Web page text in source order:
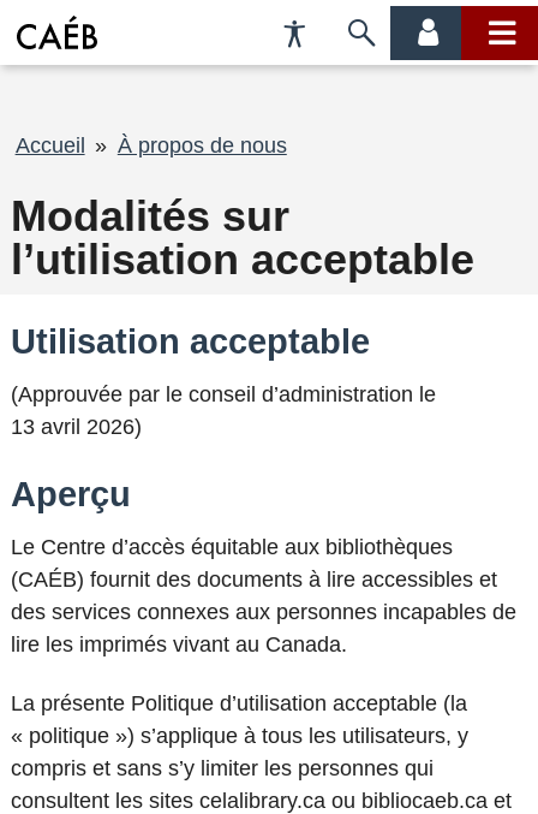
Préférences
d'accessibilité
Passer
menu
menu
Fil
Accueil À propos de nous
Modalités sur
l’utilisation acceptable
Utilisation acceptable
(Approuvée par le conseil d’administration le
13 avril 2026)
Aperçu
Le Centre d’accès équitable aux bibliothèques
(CAÉB) fournit des documents à lire accessibles et
des services connexes aux personnes incapables de
lire les imprimés vivant au Canada.
La présente Politique d’utilisation acceptable (la
« politique ») s’applique à tous les utilisateurs, y
compris et sans s’y limiter les personnes qui
consultent les sites celalibrary.ca ou bibliocaeb.ca et